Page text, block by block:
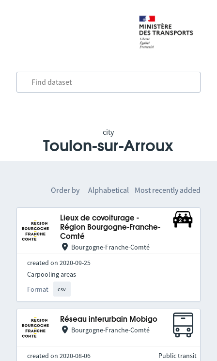
city
Toulon-sur-Arroux
Order by Alphabetical Most recently added
Lieux de covoiturage -
Région Bourgogne-Franche-
Comté
Bourgogne-Franche-Comté
created on 2020-09-25
Format csv
Carpooling areas
Réseau interurbain Mobigo
Bourgogne-Franche-Comté
created on 2020-08-06
Public transit